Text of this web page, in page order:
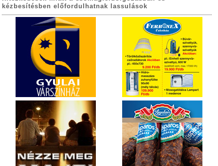
kézbesítésben előfordulhatnak lassulások